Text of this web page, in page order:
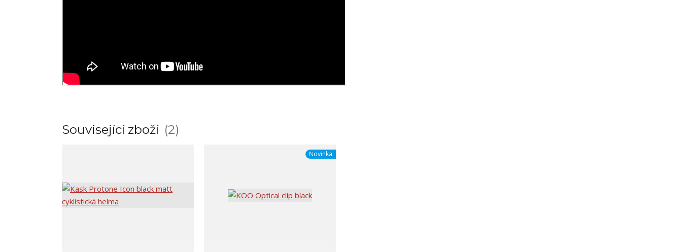
Související zboží 2
Novinka